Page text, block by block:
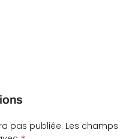
pas publiée. Les champs